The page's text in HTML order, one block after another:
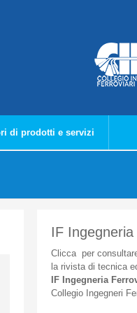
di prodotti e servizi
IF
Cliccaper
la rivista di tecnica
IF Ingegneria
Collegio
Ingegneri